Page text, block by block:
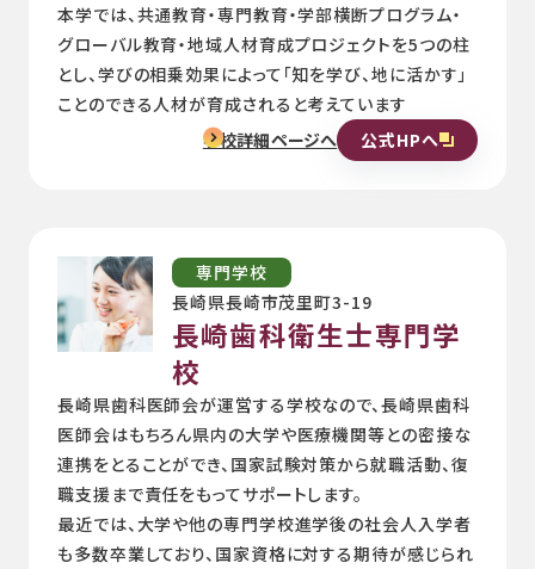
本学では、共通教育・専門教育・学部横断プログラム・
グローバル教育・地域人材育成プロジェクトを5つの柱
とし、学びの相乗効果によって「知を学び、地に活かす」
ことのできる人材が育成されると考えています
学校詳細ページへ
公式HPへ
専門学校
長崎県長崎市茂里町3-19
長崎歯科衛生士専門学
校
長崎県歯科医師会が運営する学校なので、長崎県歯科
医師会はもちろん県内の大学や医療機関等との密接な
連携をとることができ、国家試験対策から就職活動、復
職支援まで責任をもってサポートします。
最近では、大学や他の専門学校進学後の社会人入学者
も多数卒業しており、国家資格に対する期待が感じられ